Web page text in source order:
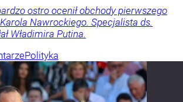
ostro ocenił obchody pierwszego
Nawrockiego. Specjalista ds.
Władimira Putina.
Polityka